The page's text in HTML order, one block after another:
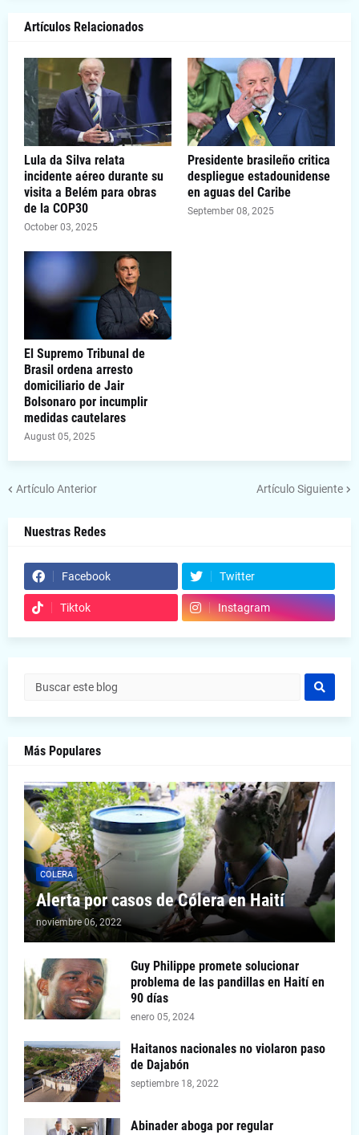
Artículos Relacionados
Lula da Silva relata
incidente aéreo durante su
visita a Belém para obras
de la COP30
October 03, 2025
Presidente brasileño critica
despliegue estadounidense
en aguas del Caribe
September 08, 2025
El Supremo Tribunal de
Brasil ordena arresto
domiciliario de Jair
Bolsonaro por incumplir
medidas cautelares
August 05, 2025
Artículo Anterior Artículo Siguiente
Nuestras Redes
Facebook Twitter
Tiktok Instagram
Más Populares
COLERA
Alerta por casos de Cólera en Haití
noviembre 06, 2022
Guy Philippe promete solucionar
problema de las pandillas en Haití en
90 días
enero 05, 2024
Haitanos nacionales no violaron paso
de Dajabón
septiembre 18, 2022
Abinader aboga por regular